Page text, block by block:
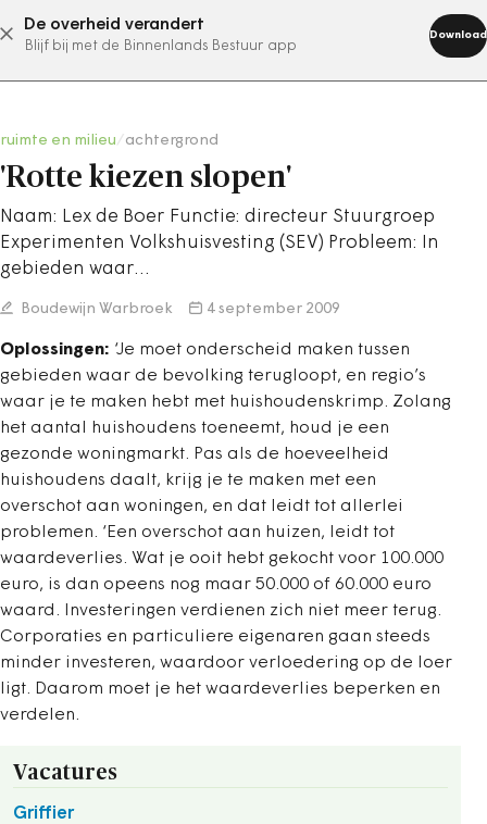
De overheid verandert
Blijf bij met de Binnenlands Bestuur app
Download
abonneer nu
ruimte en milieu achtergrond
'Rotte kiezen slopen'
Naam: Lex de Boer Functie: directeur Stuurgroep
Experimenten Volkshuisvesting (SEV) Probleem: In
gebieden waar…
Boudewijn Warbroek 4 september 2009
Oplossingen: ‘Je moet onderscheid maken tussen
gebieden waar de bevolking terugloopt, en regio’s
waar je te maken hebt met huishoudenskrimp. Zolang
het aantal huishoudens toeneemt, houd je een
gezonde woningmarkt. Pas als de hoeveelheid
huishoudens daalt, krijg je te maken met een
overschot aan woningen, en dat leidt tot allerlei
problemen. ‘Een overschot aan huizen, leidt tot
waardeverlies. Wat je ooit hebt gekocht voor 100.000
euro, is dan opeens nog maar 50.000 of 60.000 euro
waard. Investeringen verdienen zich niet meer terug.
Corporaties en particuliere eigenaren gaan steeds
minder investeren, waardoor verloedering op de loer
ligt. Daarom moet je het waardeverlies beperken en
verdelen.
Vacatures
Griffier